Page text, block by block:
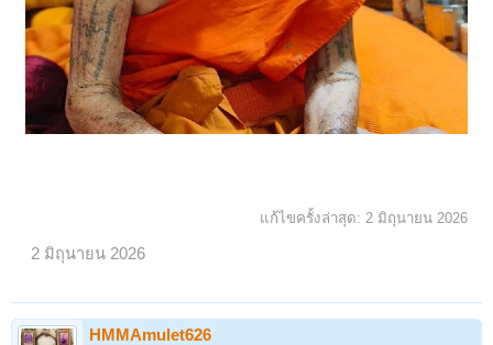
แก้ไขครั้งล่าสุด: 2 มิถุนายน 2026
2 มิถุนายน 2026
HMMAmulet626